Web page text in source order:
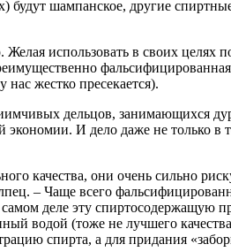
шампанское, другие
использовать в своих целях
фальсифицированная
жестко пресекается).
дельцов, занимающихся
И дело даже не только в
качества, они очень сильно
– Чаще всего
деле эту спиртосодержащую
водой (тоже не лучшего
спирта, а для придания